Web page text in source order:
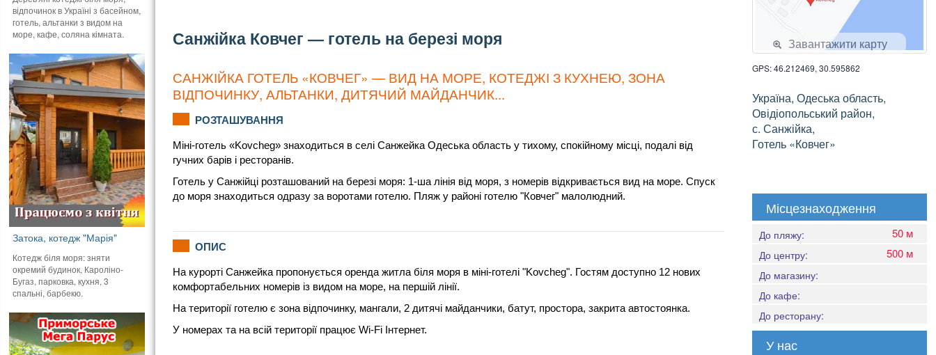
Санжійка Ковчег — готель на березі моря
САНЖІЙКА ГОТЕЛЬ «КОВЧЕГ» — ВИД НА МОРЕ, КОТЕДЖІ З КУХНЕЮ, ЗОНА
ВІДПОЧИНКУ, АЛЬТАНКИ, ДИТЯЧИЙ МАЙДАНЧИК...
РОЗТАШУВАННЯ
Міні-готель «Kovcheg» знаходиться в селі Санжейка Одеська область у тихому, спокійному місці, подалі від
гучних барів і ресторанів.
Готель у Санжійці розташований на березі моря: 1-ша лінія від моря, з номерів відкривається вид на море. Спуск
до моря знаходиться одразу за воротами готелю. Пляж у районі готелю "Ковчег" малолюдний.
ОПИС
На курорті Санжейка пропонується оренда житла біля моря в міні-готелі "Kovcheg". Гостям доступно 12 нових
комфортабельних номерів із видом на море, на першій лінії.
На території готелю є зона відпочинку, мангали, 2 дитячі майданчики, батут, простора, закрита автостоянка.
У номерах та на всій території працює Wi-Fi Інтернет.
Завантажити карту
GPS: 46.212469, 30.595862
Україна, Одеська область,
Овідіопольський район,
с. Санжійка,
Готель «Ковчег»
Місцезнаходження
До пляжу: 50 м
До центру: 500 м
До магазину:
До кафе:
До ресторану:
У нас
відпочинок в Україні з басейном,
готель, альтанки з видом на
море, кафе, соляна кімната.
Затока, котедж "Марія"
Котедж біля моря: зняти
окремий будинок, Кароліно-
Бугаз, парковка, кухня, 3
спальні, барбекю.